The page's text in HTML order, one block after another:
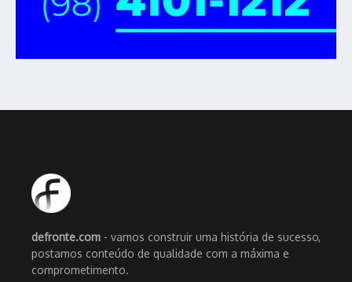
defronte.com - vamos construir uma história de sucesso,
postamos conteúdo de qualidade com a máxima e
comprometimento.